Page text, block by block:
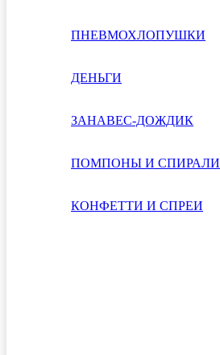
ПНЕВМОХЛОПУШКИ
ДЕНЬГИ
ЗАНАВЕС-ДОЖДИК
ПОМПОНЫ И СПИРАЛИ
КОНФЕТТИ И СПРЕИ